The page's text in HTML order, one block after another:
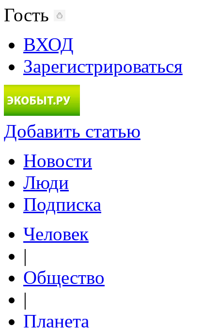
Гость
ВХОД
Зарегистрироваться
Добавить статью
Новости
Люди
Подписка
Человек
|
Общество
|
Планета